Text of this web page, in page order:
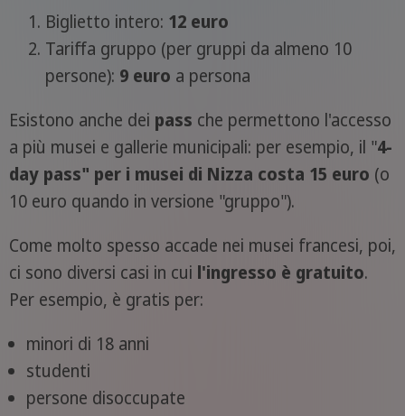
Biglietto intero: 12 euro
Tariffa gruppo (per gruppi da almeno 10
persone): 9 euro a persona
Esistono anche dei pass che permettono l'accesso
a più musei e gallerie municipali: per esempio, il "4-
day pass" per i musei di Nizza costa 15 euro (o
10 euro quando in versione "gruppo").
Come molto spesso accade nei musei francesi, poi,
ci sono diversi casi in cui l'ingresso è gratuito.
Per esempio, è gratis per:
minori di 18 anni
studenti
persone disoccupate